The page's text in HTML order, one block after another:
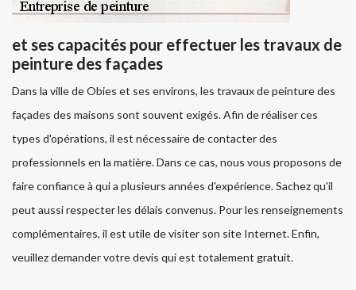
et ses capacités pour effectuer les travaux de
peinture des façades
Dans la ville de Obies et ses environs, les travaux de peinture des
façades des maisons sont souvent exigés. Afin de réaliser ces
types d'opérations, il est nécessaire de contacter des
professionnels en la matière. Dans ce cas, nous vous proposons de
faire confiance à qui a plusieurs années d'expérience. Sachez qu'il
peut aussi respecter les délais convenus. Pour les renseignements
complémentaires, il est utile de visiter son site Internet. Enfin,
veuillez demander votre devis qui est totalement gratuit.